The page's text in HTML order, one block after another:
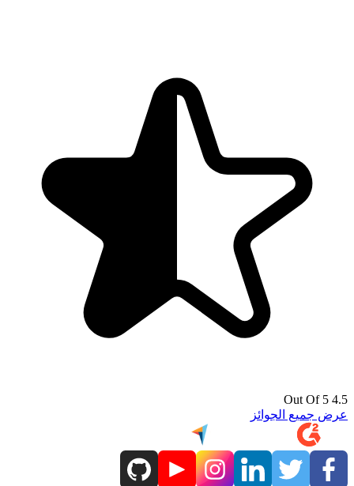
4.5 Out Of 5
عرض جميع الجوائز